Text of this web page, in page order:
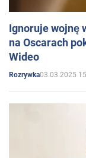
Ignoruje wojnę
na Oscarach
Wideo
Rozrywka03.03.2025